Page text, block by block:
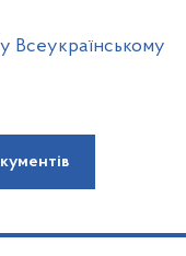
Всеукраїнському